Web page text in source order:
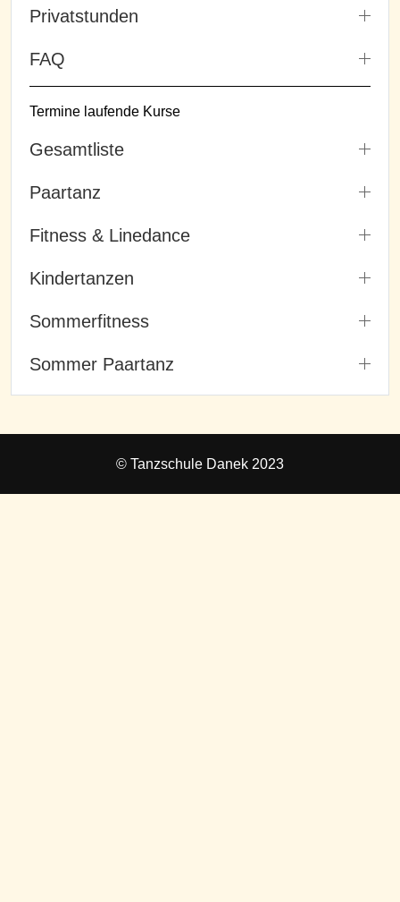
Privatstunden
FAQ
Termine laufende Kurse
Gesamtliste
Paartanz
Fitness & Linedance
Kindertanzen
Sommerfitness
Sommer Paartanz
© Tanzschule Danek 2023